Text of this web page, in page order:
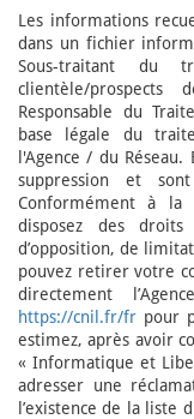
Les informations
dans un fichier
Sous-traitant du
clientèle/
Responsable du
base légale du
l'Agence / du Réseau.
suppression et
Conformément à
disposez des droits
d’opposition, de
pouvez retirer votre
directement
https://cnil.fr/fr pour
estimez, après avoir
« Informatique et
adresser une
l’existence de la liste